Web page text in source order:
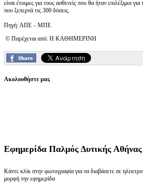
είναι έτοιμες για τους ασθενείς που θα ήταν επιλέξιμοι
που ξεπερνά τις 300 δόσεις.
Πηγή: ΑΠΕ – ΜΠΕ
© Παρέχεται από: Η ΚΑΘΗΜΕΡΙΝΗ
Ακολουθήστε μας
Εφημερίδα Παλμός Δυτικής Αθήνας
Κάντε κλίκ στην φωτογραφία για να διαβάσετε σε
μορφή την εφημερίδα